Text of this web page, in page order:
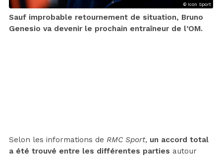
© Icon Sport
Sauf improbable retournement de situation, Bruno
Genesio va devenir le prochain entraîneur de l’OM.
Selon les informations de RMC Sport, un accord total
a été trouvé entre les différentes parties autour